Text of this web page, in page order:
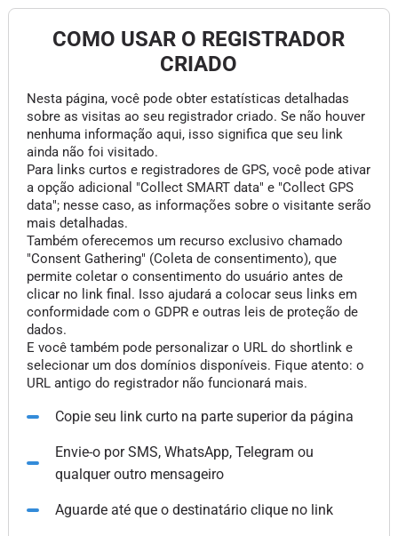
COMO USAR O REGISTRADOR
CRIADO
Nesta página, você pode obter estatísticas detalhadas
sobre as visitas ao seu registrador criado. Se não houver
nenhuma informação aqui, isso significa que seu link
ainda não foi visitado.
Para links curtos e registradores de GPS, você pode ativar
a opção adicional "Collect SMART data" e "Collect GPS
data"; nesse caso, as informações sobre o visitante serão
mais detalhadas.
Também oferecemos um recurso exclusivo chamado
"Consent Gathering" (Coleta de consentimento), que
permite coletar o consentimento do usuário antes de
clicar no link final. Isso ajudará a colocar seus links em
conformidade com o GDPR e outras leis de proteção de
dados.
E você também pode personalizar o URL do shortlink e
selecionar um dos domínios disponíveis. Fique atento: o
URL antigo do registrador não funcionará mais.
Copie seu link curto na parte superior da página
Envie-o por SMS, WhatsApp, Telegram ou
qualquer outro mensageiro
Aguarde até que o destinatário clique no link